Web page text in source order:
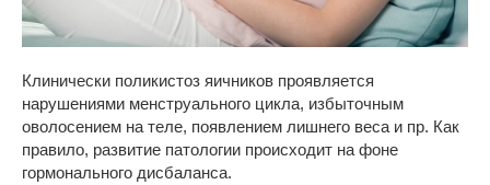
Клинически поликистоз яичников проявляется
нарушениями менструального цикла, избыточным
оволосением на теле, появлением лишнего веса и пр. Как
правило, развитие патологии происходит на фоне
гормонального дисбаланса.